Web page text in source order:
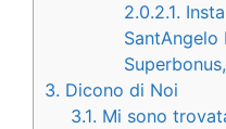
2.0.2.1.
SantAngelo
3. Dicono di Noi
3.1. Mi sono